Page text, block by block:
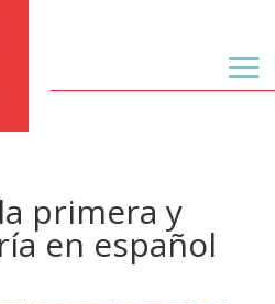
primera y
en español